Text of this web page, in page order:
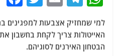
at
s
e
g
m
ai
l
itt
er
c למי שמחזיק אצבעות למפגינים
האייטולות צריך לקחת בחשבון
הבטחון האירנים לסוגיהם.